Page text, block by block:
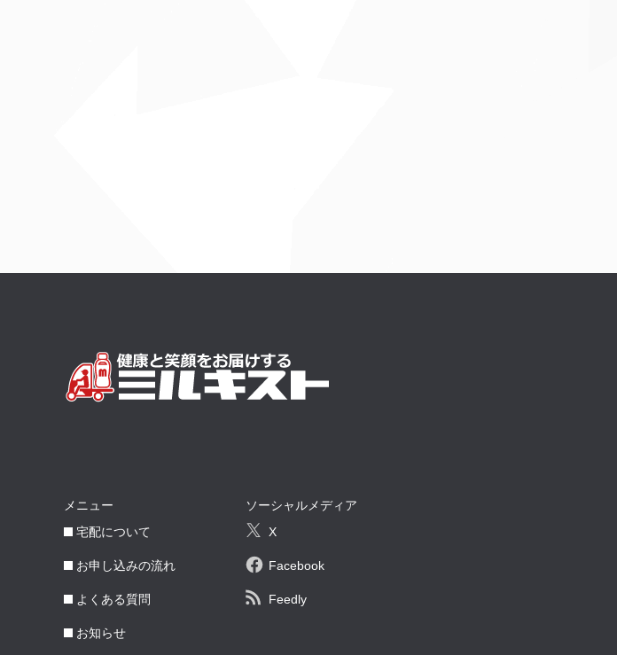
メニュー
宅配について
お申し込みの流れ
よくある質問
お知らせ
ソーシャルメディア
X
Facebook
Feedly